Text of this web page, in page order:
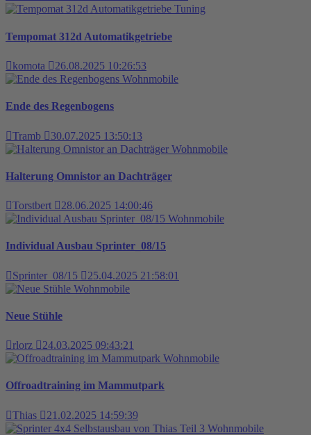
Tuning
Tempomat 312d Automatikgetriebe
komota
26.08.2025 10:26:53
Wohnmobile
Ende des Regenbogens
Tramb
30.07.2025 13:50:13
Wohnmobile
Halterung Omnistor an Dachträger
Torstbert
28.06.2025 14:00:46
Wohnmobile
Individual Ausbau Sprinter_08/15
Sprinter_08/15
25.04.2025 21:58:01
Wohnmobile
Neue Stühle
rlorz
24.03.2025 09:43:21
Wohnmobile
Offroadtraining im Mammutpark
Thias
21.02.2025 14:59:39
Wohnmobile